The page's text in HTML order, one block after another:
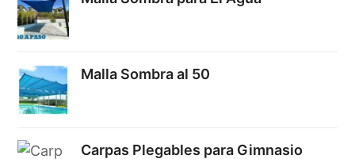
Malla Sombra al 50
Carpas Plegables para Gimnasio